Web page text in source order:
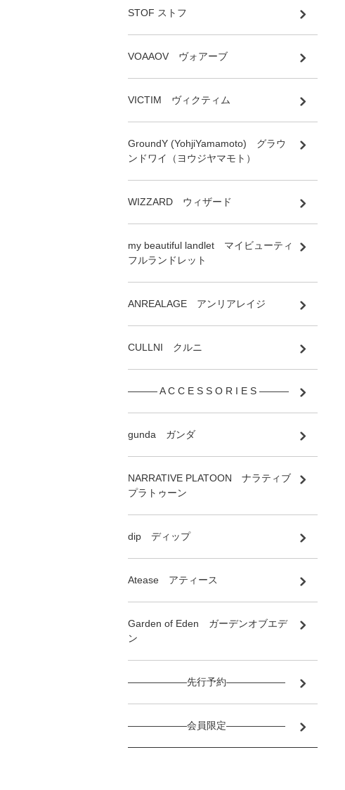
STOF ストフ
VOAAOV ヴォアーブ
VICTIM ヴィクティム
GroundY (YohjiYamamoto) グラウ
ンドワイ（ヨウジヤマモト）
WIZZARD ウィザード
my beautiful landlet マイビューティ
フルランドレット
ANREALAGE アンリアレイジ
CULLNI クルニ
――― A C C E S S O R I E S ―――
gunda ガンダ
NARRATIVE PLATOON ナラティブ
プラトゥーン
dip ディップ
Atease アティース
Garden of Eden ガーデンオブエデ
ン
――――――先行予約――――――
――――――会員限定――――――